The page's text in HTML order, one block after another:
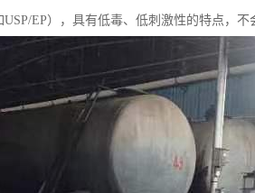
EP），具有低毒、低刺激性的特点，不